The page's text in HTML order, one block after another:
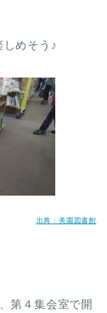
しめそう♪
出典：美園図書館
第４集会室で開